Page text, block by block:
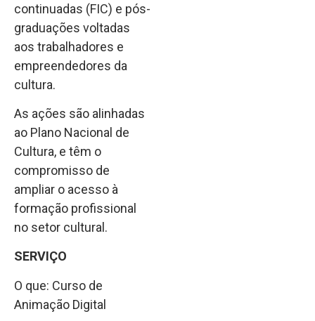
continuadas (FIC) e pós-
graduações voltadas
aos trabalhadores e
empreendedores da
cultura.
As ações são alinhadas
ao Plano Nacional de
Cultura, e têm o
compromisso de
ampliar o acesso à
formação profissional
no setor cultural.
SERVIÇO
O que: Curso de
Animação Digital